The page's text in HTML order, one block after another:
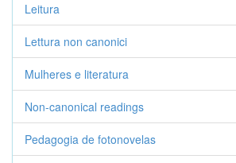
Leitura
Lettura non canonici
Mulheres e literatura
Non-canonical readings
Pedagogia de fotonovelas